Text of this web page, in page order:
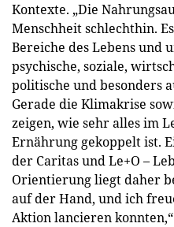
Kontexte. „Die
Menschheit schlechthin.
Bereiche des Lebens und
psychische, soziale,
politische und besonders
Gerade die Klimakrise
zeigen, wie sehr alles im
Ernährung gekoppelt ist.
der Caritas und Le+O –
Orientierung liegt daher
auf der Hand, und ich
Aktion lancieren